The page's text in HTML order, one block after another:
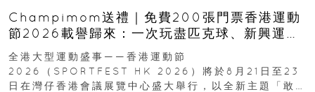
Champimom送禮｜免費200張門票香港運動
節2026載譽歸來：一次玩盡匹克球、新興運
動、街舞比賽＋逾百運動品牌展覽
全港大型運動盛事——香港運動節
2026（SPORTFEST HK 2026）將於8月21日至23
日在灣仔香港會議展覽中心盛大舉行，以全新主題「敢